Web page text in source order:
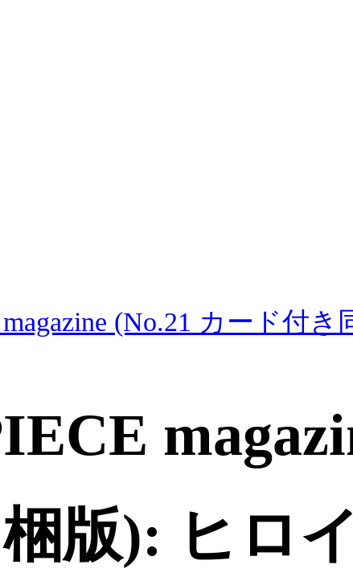
(No.21 カード付
版): ヒロ